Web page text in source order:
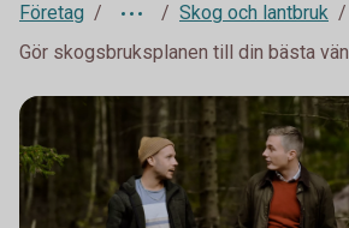
Företag
Skog och lantbruk
Gör skogsbruksplanen till din bästa vän